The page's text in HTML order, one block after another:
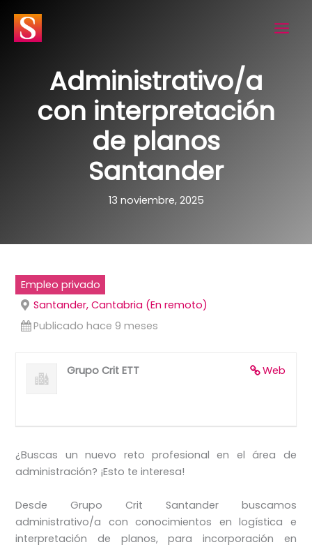
contenido
Administrativo/a
con interpretación
de planos
Santander
13 noviembre, 2025
Empleo privado
Santander, Cantabria (En remoto)
Publicado hace 9 meses
Web
Grupo Crit ETT
¿Buscas un nuevo reto profesional en el área de
administración? ¡Esto te interesa!
Desde Grupo Crit Santander buscamos
administrativo/a con conocimientos en logística e
interpretación de planos, para incorporación en